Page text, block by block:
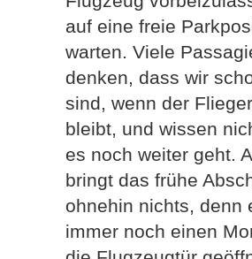
auf eine freie
warten. Viele
denken, dass wir
sind, wenn der
bleibt, und wissen
es noch weiter geht.
bringt das frühe
ohnehin nichts, denn
immer noch einen